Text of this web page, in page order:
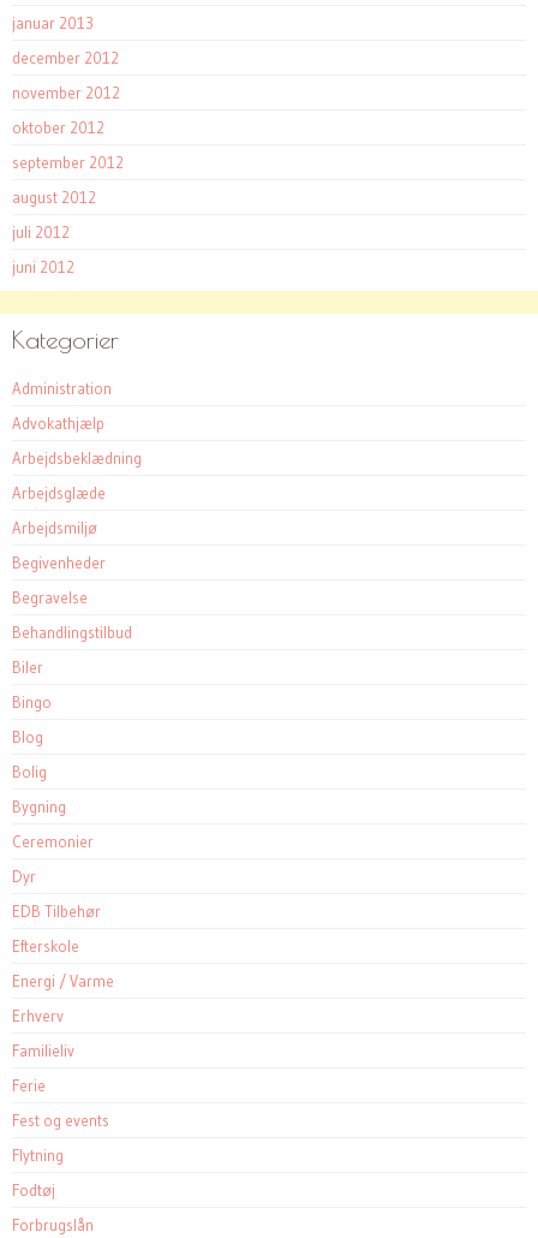
januar 2013
december 2012
november 2012
oktober 2012
september 2012
august 2012
juli 2012
juni 2012
Kategorier
Administration
Advokathjælp
Arbejdsbeklædning
Arbejdsglæde
Arbejdsmiljø
Begivenheder
Begravelse
Behandlingstilbud
Biler
Bingo
Blog
Bolig
Bygning
Ceremonier
Dyr
EDB Tilbehør
Efterskole
Energi / Varme
Erhverv
Familieliv
Ferie
Fest og events
Flytning
Fodtøj
Forbrugslån